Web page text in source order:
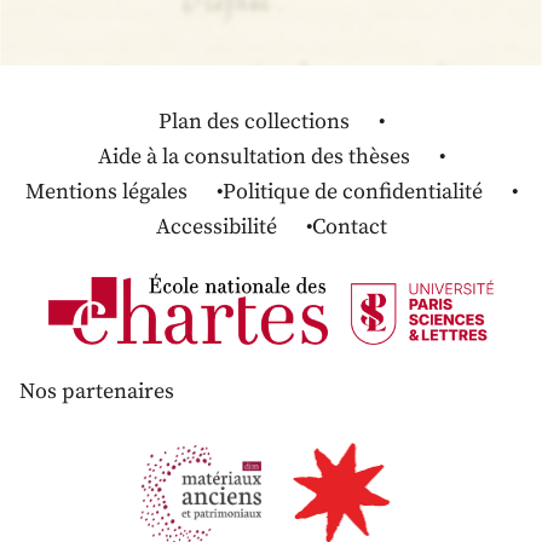
Plan des collections
Aide à la consultation des thèses
Mentions légales
Politique de confidentialité
Accessibilité
Contact
Nos partenaires